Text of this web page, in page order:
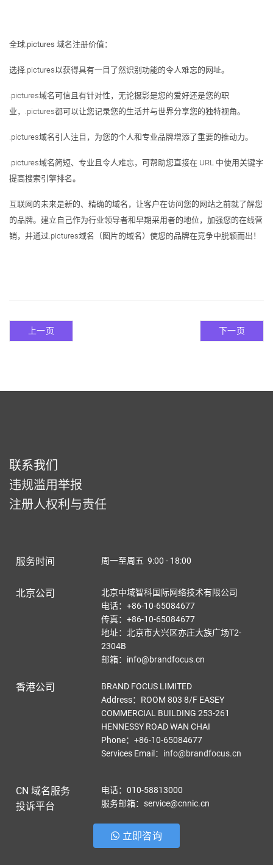
全球.pictures 域名注册价值：
选择.pictures以获得具有一目了然识别功能的令人难忘的网址。
.pictures域名可信且有针对性，无论摄影是您的爱好还是您的职
业，.pictures都可以让您记录您的生活并与世界分享您的独特视角。
.pictures域名引人注目，为您的个人和专业品牌增添了重要的推动力。
.pictures域名简短、专业且令人难忘，可帮助您直接在 URL 中使用关键字
提高搜索引擎排名。
互联网的未来是新的、精确的域名，让客户在访问您的网站之前就了解您
的品牌。建立自己作为行业领导者和早期采用者的地位，加强您的在线营
销，并通过.pictures域名（图片的域名）使您的品牌在竞争中脱颖而出！
上一页 下一页
联系我们
违规滥用举报
注册人权利与责任
服务时间 周一至周五 9:00 - 18:00
北京公司
北京中域智科国际网络技术有限公司
电话：+86-10-65084677
传真：+86-10-65084677
地址：北京市大兴区亦庄大族广场T2-
2304B
邮箱：info@brandfocus.cn
香港公司
BRAND FOCUS LIMITED
Address：ROOM 803 8/F EASEY
COMMERCIAL BUILDING 253-261
HENNESSY ROAD WAN CHAI
Phone：+86-10-65084677
Services Email ： info@brandfocus.cn
CN 域名服务
投诉平台
电话：010-58813000
服务邮箱：service@cnnic.cn
立即咨询